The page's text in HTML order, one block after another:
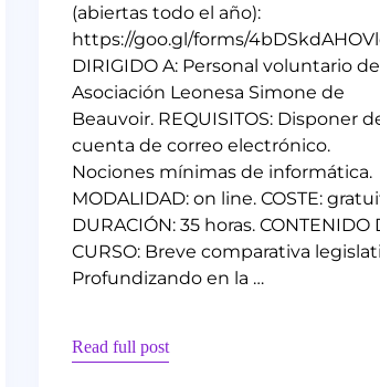
(abiertas todo el año):
https://goo.gl/forms/
DIRIGIDO A: Personal voluntario
Asociación Leonesa Simone de
Beauvoir. REQUISITOS: Disponer
cuenta de correo electrónico.
Nociones mínimas de informática.
MODALIDAD: on line. COSTE:
DURACIÓN: 35 horas. CONTENIDO
CURSO: Breve comparativa
Profundizando en la …
Read full post